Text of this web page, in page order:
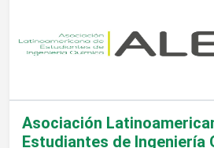
Asociación
Estudiantes de Ingeniería